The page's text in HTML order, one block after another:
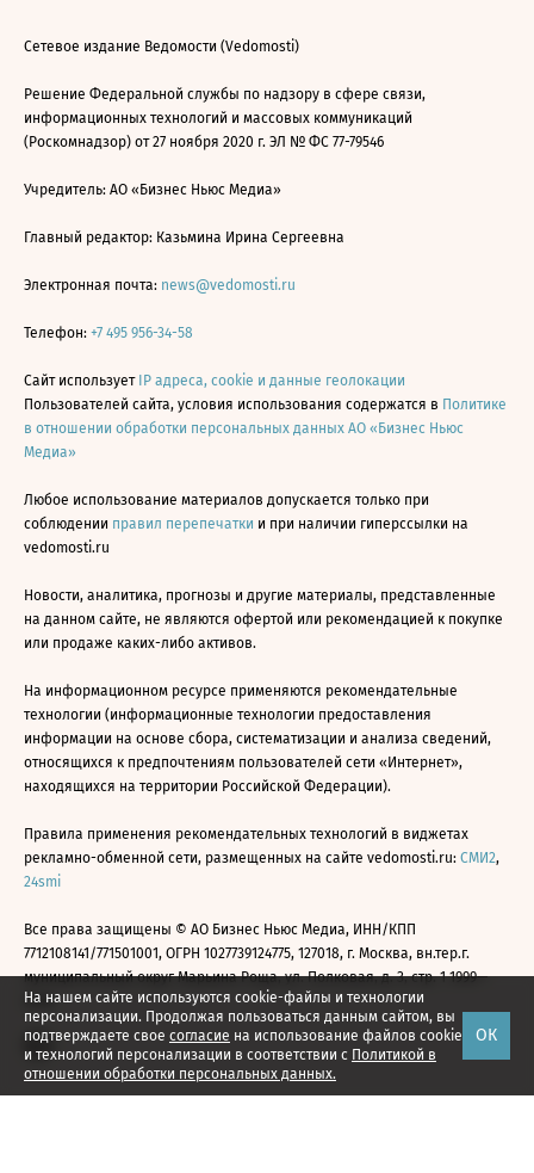
На нашем сайте используются cookie-файлы и технологии
персонализации. Продолжая пользоваться данным сайтом, вы
подтверждаете свое согласие на использование файлов cookie
и технологий персонализации в соответствии с Политикой в
отношении обработки персональных данных.
ОК
Сетевое издание Ведомости (Vedomosti)
Решение Федеральной службы по надзору в сфере связи,
информационных технологий и массовых коммуникаций
(Роскомнадзор) от 27 ноября 2020 г. ЭЛ № ФС 77-79546
Учредитель: АО «Бизнес Ньюс Медиа»
Главный редактор: Казьмина Ирина Сергеевна
Электронная почта: news@vedomosti.ru
Телефон: +7 495 956-34-58
Сайт использует IP адреса, cookie и данные геолокации
Пользователей сайта, условия использования содержатся в Политике
в отношении обработки персональных данных АО «Бизнес Ньюс
Медиа»
Любое использование материалов допускается только при
соблюдении правил перепечатки и при наличии гиперссылки на
vedomosti.ru
Новости, аналитика, прогнозы и другие материалы, представленные
на данном сайте, не являются офертой или рекомендацией к покупке
или продаже каких-либо активов.
На информационном ресурсе применяются рекомендательные
технологии (информационные технологии предоставления
информации на основе сбора, систематизации и анализа сведений,
относящихся к предпочтениям пользователей сети «Интернет»,
находящихся на территории Российской Федерации).
Правила применения рекомендательных технологий в виджетах
рекламно-обменной сети, размещенных на сайте vedomosti.ru: СМИ2,
24smi
Все права защищены © АО Бизнес Ньюс Медиа, ИНН/КПП
7712108141/771501001, ОГРН 1027739124775, 127018, г. Москва, вн.тер.г.
муниципальный округ Марьина Роща, ул. Полковая, д. 3, стр. 1 1999—
2026